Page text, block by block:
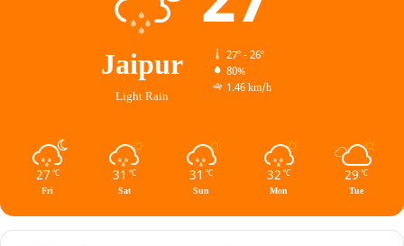
Jaipur
Light Rain
27º - 26º
80%
1.46 km/h
27 ℃
Fri
31 ℃
Sat
31 ℃
Sun
32 ℃
Mon
29 ℃
Tue